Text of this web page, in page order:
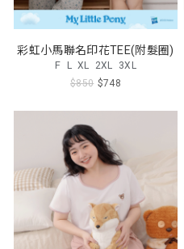
彩虹小馬聯名印花TEE(附髮圈)
F L XL 2XL 3XL
$850 $748